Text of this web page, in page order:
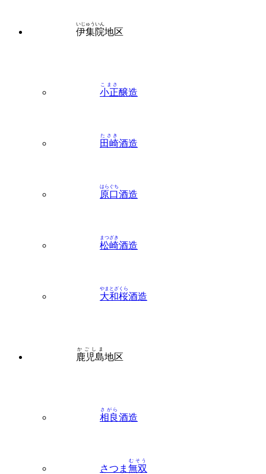
伊集院
いじゅういん
地区
小正
こまさ
醸造
田崎
たさき
酒造
原口
はらぐち
酒造
松崎
まつざき
酒造
大和桜
やまとざくら
酒造
鹿児島
かごしま
地区
相良
さがら
酒造
さつま 無双
むそう